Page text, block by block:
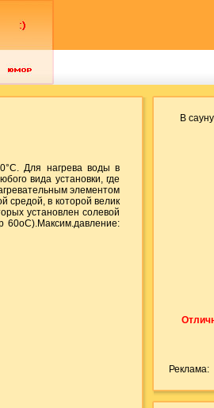
Для нагрева воды в
вида установки, где
элементом
средой, в которой велик
установлен солевой
60оС).Максим.давление:
В
Реклама: